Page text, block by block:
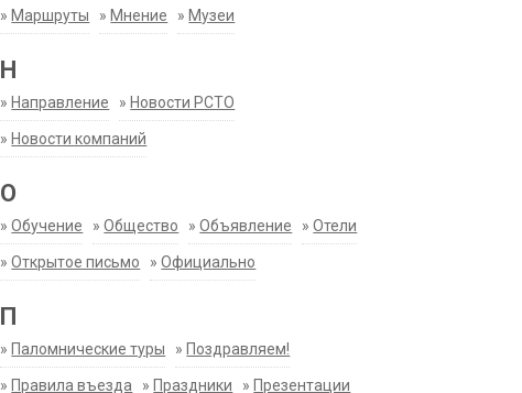
» Маршруты » Мнение » Музеи
Н
» Направление » Новости РСТО
» Новости компаний
О
»Обучение »Общество »Объявление »Отели
»Открытое письмо »Официально
П
» Паломнические туры » Поздравляем!
» Правила въезда » Праздники » Презентации